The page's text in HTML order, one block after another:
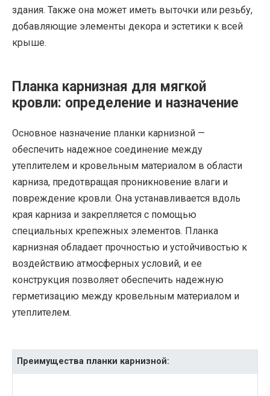
здания. Также она может иметь выточки или резьбу,
добавляющие элементы декора и эстетики к всей
крыше.
Планка карнизная для мягкой
кровли: определение и назначение
Основное назначение планки карнизной —
обеспечить надежное соединение между
утеплителем и кровельным материалом в области
карниза, предотвращая проникновение влаги и
повреждение кровли. Она устанавливается вдоль
края карниза и закрепляется с помощью
специальных крепежных элементов. Планка
карнизная обладает прочностью и устойчивостью к
воздействию атмосферных условий, и ее
конструкция позволяет обеспечить надежную
герметизацию между кровельным материалом и
утеплителем.
Преимущества планки карнизной: